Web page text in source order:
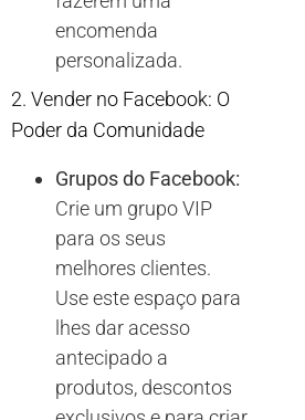
encomenda
personalizada.
2. Vender no Facebook: O
Poder da Comunidade
Grupos do Facebook:
Crie um grupo VIP
para os seus
melhores clientes.
Use este espaço para
lhes dar acesso
antecipado a
produtos, descontos